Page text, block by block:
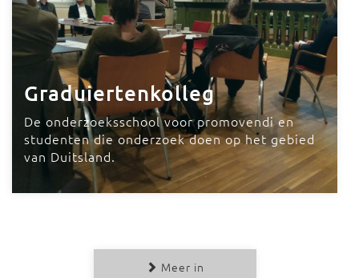
Graduiertenkolleg
De onderzoeksschool voor promovendi en
studenten die onderzoek doen op het gebied
van Duitsland.
Meer in